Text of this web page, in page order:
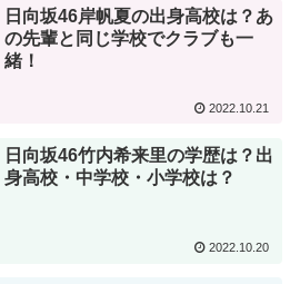
日向坂46岸帆夏の出身高校は？あ
の先輩と同じ学校でクラブも一
緒！
2022.10.21
日向坂46竹内希来里の学歴は？出
身高校・中学校・小学校は？
2022.10.20